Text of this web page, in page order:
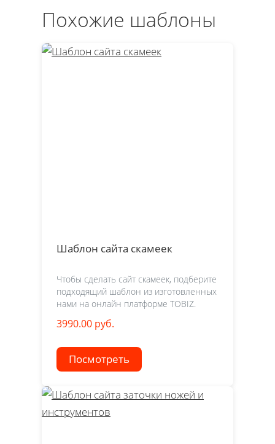
Похожие шаблоны
Шаблон сайта скамеек
Чтобы сделать сайт скамеек, подберите
подходящий шаблон из изготовленных
нами на онлайн платформе TOBIZ.
3990.00 руб.
Посмотреть